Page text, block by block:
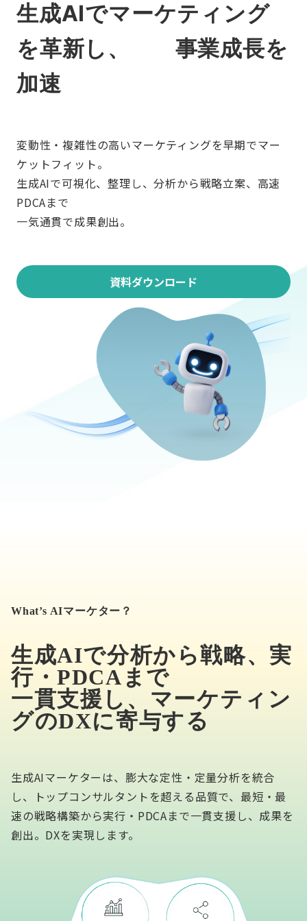
生成AIでマーケティング
を革新し、 事業成長を
加速
変動性・複雑性の高いマーケティングを早期でマー
ケットフィット。
生成AIで可視化、整理し、分析から戦略立案、高速
PDCAまで
一気通貫で成果創出。
資料ダウンロード
What’s AIマーケター？
生成AIで分析から戦略、実
行・PDCAまで
一貫支援し、マーケティン
グのDXに寄与する
生成AIマーケターは、膨大な定性・定量分析を統合
し、トップコンサルタントを超える品質で、最短・最
速の戦略構築から実行・PDCAまで一貫支援し、成果を
創出。DXを実現します。